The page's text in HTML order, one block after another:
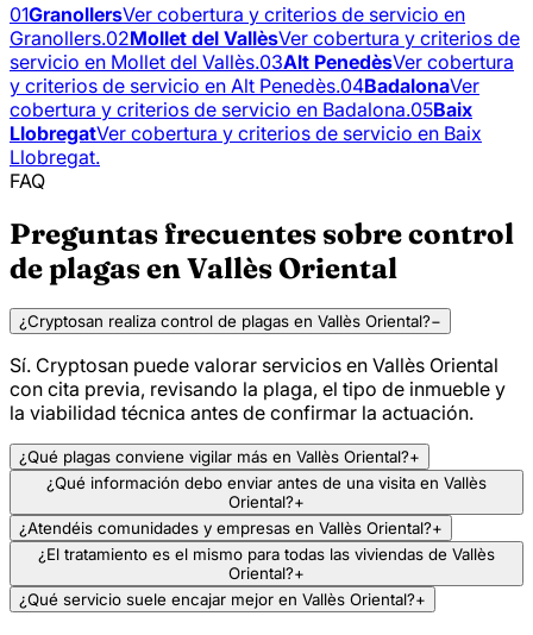
01GranollersVer cobertura y criterios de servicio en
Granollers.02Mollet del VallèsVer cobertura y criterios de
servicio en Mollet del Vallès.03Alt PenedèsVer cobertura
y criterios de servicio en Alt Penedès.04BadalonaVer
cobertura y criterios de servicio en Badalona.05Baix
LlobregatVer cobertura y criterios de servicio en Baix
Llobregat.
FAQ
Preguntas frecuentes sobre control
de plagas en Vallès Oriental
¿Cryptosan realiza control de plagas en Vallès Oriental?−
Sí. Cryptosan puede valorar servicios en Vallès Oriental
con cita previa, revisando la plaga, el tipo de inmueble y
la viabilidad técnica antes de confirmar la actuación.
¿Qué plagas conviene vigilar más en Vallès Oriental?+
¿Qué información debo enviar antes de una visita en Vallès
Oriental?+
¿Atendéis comunidades y empresas en Vallès Oriental?+
¿El tratamiento es el mismo para todas las viviendas de Vallès
Oriental?+
¿Qué servicio suele encajar mejor en Vallès Oriental?+